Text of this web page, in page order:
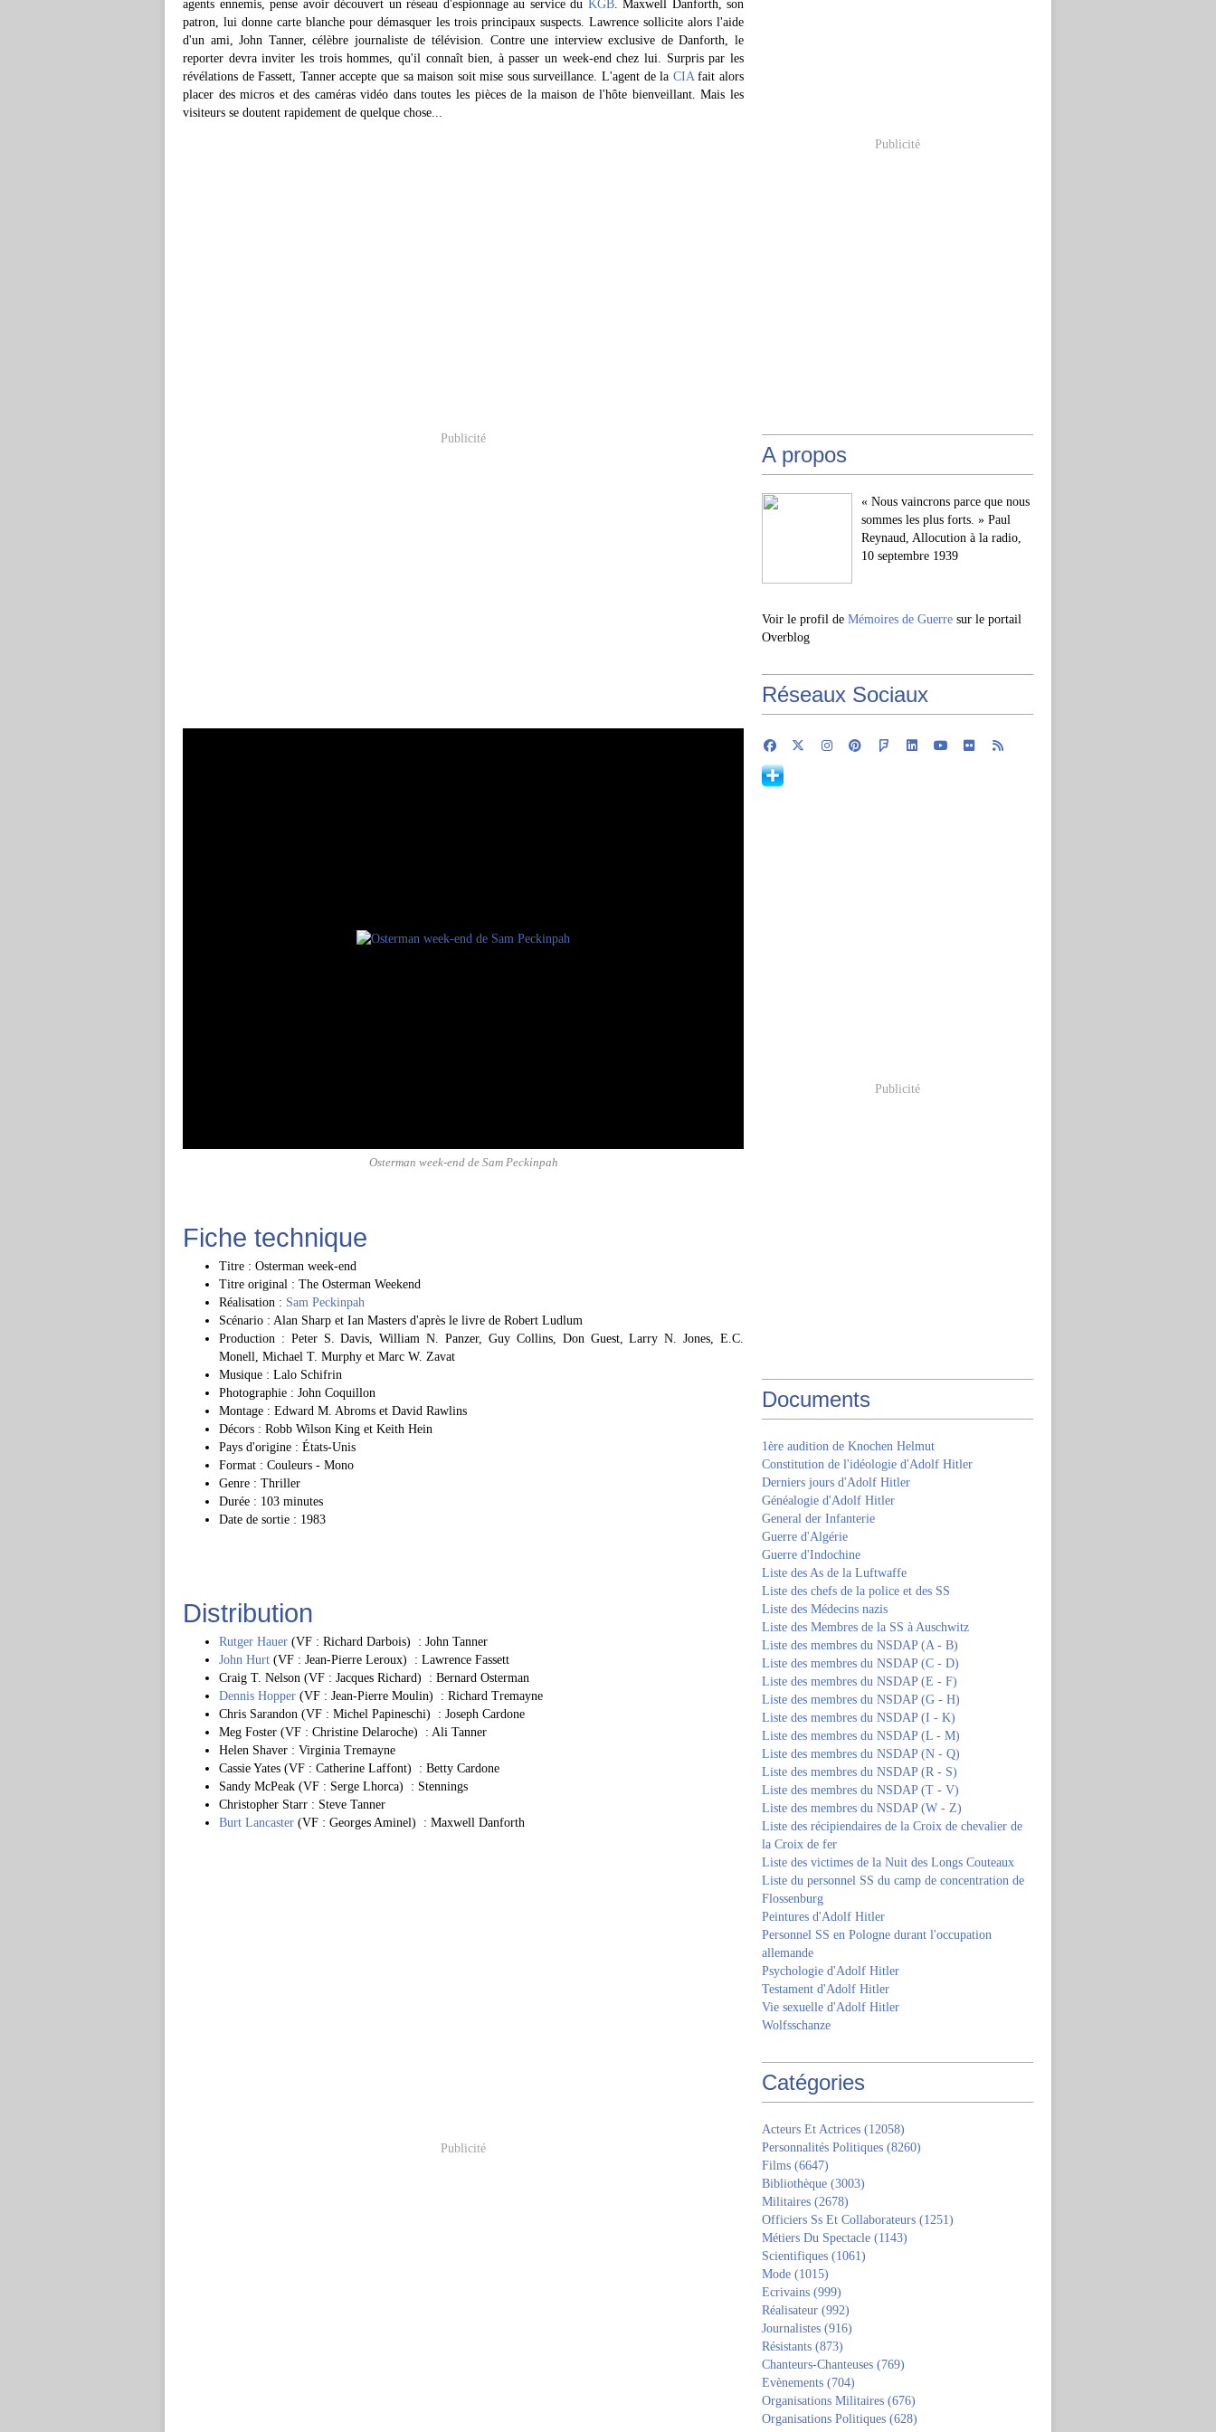
agents ennemis, pense avoir découvert un réseau d'espionnage au service du KGB. Maxwell Danforth, son
patron, lui donne carte blanche pour démasquer les trois principaux suspects. Lawrence sollicite alors l'aide
d'un ami, John Tanner, célèbre journaliste de télévision. Contre une interview exclusive de Danforth, le
reporter devra inviter les trois hommes, qu'il connaît bien, à passer un week-end chez lui. Surpris par les
révélations de Fassett, Tanner accepte que sa maison soit mise sous surveillance. L'agent de la CIAfait alors
placer des micros et des caméras vidéo dans toutes les pièces de la maison de l'hôte bienveillant. Mais les
visiteurs se doutent rapidement de quelque chose...
Publicité
Osterman week-end de Sam Peckinpah
Fiche technique
Titre : Osterman week-end
Titre original : The Osterman Weekend
Réalisation : Sam Peckinpah
Scénario : Alan Sharp et Ian Masters d'après le livre de Robert Ludlum
Production : Peter S. Davis, William N. Panzer, Guy Collins, Don Guest, Larry N. Jones, E.C.
Monell, Michael T. Murphy et Marc W. Zavat
Musique : Lalo Schifrin
Photographie : John Coquillon
Montage : Edward M. Abroms et David Rawlins
Décors : Robb Wilson King et Keith Hein
Pays d'origine : États-Unis
Format : Couleurs - Mono
Genre : Thriller
Durée : 103 minutes
Date de sortie : 1983
Distribution
Rutger Hauer (VF : Richard Darbois) : John Tanner
John Hurt (VF : Jean-Pierre Leroux) : Lawrence Fassett
Craig T. Nelson (VF : Jacques Richard) : Bernard Osterman
Dennis Hopper (VF : Jean-Pierre Moulin) : Richard Tremayne
Chris Sarandon (VF : Michel Papineschi) : Joseph Cardone
Meg Foster (VF : Christine Delaroche) : Ali Tanner
Helen Shaver : Virginia Tremayne
Cassie Yates (VF : Catherine Laffont) : Betty Cardone
Sandy McPeak (VF : Serge Lhorca) : Stennings
Christopher Starr : Steve Tanner
Burt Lancaster (VF : Georges Aminel) : Maxwell Danforth
Publicité
Publicité
A propos
« Nous vaincrons parce que nous
sommes les plus forts. » Paul
Reynaud, Allocution à la radio,
10 septembre 1939
Voir le profil de Mémoires de Guerre sur le portail
Overblog
Réseaux Sociaux
Publicité
Documents
1ère audition de Knochen Helmut
Constitution de l'idéologie d'Adolf Hitler
Derniers jours d'Adolf Hitler
Généalogie d'Adolf Hitler
General der Infanterie
Guerre d'Algérie
Guerre d'Indochine
Liste des As de la Luftwaffe
Liste des chefs de la police et des SS
Liste des Médecins nazis
Liste des Membres de la SS à Auschwitz
Liste des membres du NSDAP (A - B)
Liste des membres du NSDAP (C - D)
Liste des membres du NSDAP (E - F)
Liste des membres du NSDAP (G - H)
Liste des membres du NSDAP (I - K)
Liste des membres du NSDAP (L - M)
Liste des membres du NSDAP (N - Q)
Liste des membres du NSDAP (R - S)
Liste des membres du NSDAP (T - V)
Liste des membres du NSDAP (W - Z)
Liste des récipiendaires de la Croix de chevalier de
la Croix de fer
Liste des victimes de la Nuit des Longs Couteaux
Liste du personnel SS du camp de concentration de
Flossenburg
Peintures d'Adolf Hitler
Personnel SS en Pologne durant l'occupation
allemande
Psychologie d'Adolf Hitler
Testament d'Adolf Hitler
Vie sexuelle d'Adolf Hitler
Wolfsschanze
Catégories
Acteurs Et Actrices (12058)
Personnalités Politiques (8260)
Films (6647)
Bibliothèque (3003)
Militaires (2678)
Officiers Ss Et Collaborateurs (1251)
Métiers Du Spectacle (1143)
Scientifiques (1061)
Mode (1015)
Ecrivains (999)
Réalisateur (992)
Journalistes (916)
Résistants (873)
Chanteurs-Chanteuses (769)
Evènements (704)
Organisations Militaires (676)
Organisations Politiques (628)